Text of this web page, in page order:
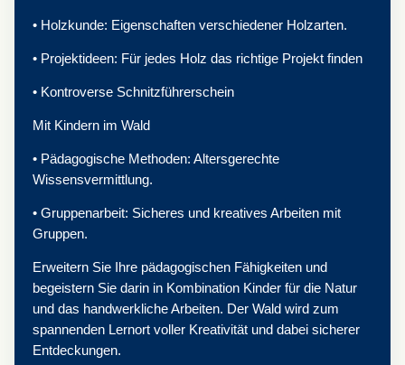
• Holzkunde: Eigenschaften verschiedener Holzarten.
• Projektideen: Für jedes Holz das richtige Projekt finden
• Kontroverse Schnitzführerschein
Mit Kindern im Wald
• Pädagogische Methoden: Altersgerechte
Wissensvermittlung.
• Gruppenarbeit: Sicheres und kreatives Arbeiten mit
Gruppen.
Erweitern Sie Ihre pädagogischen Fähigkeiten und
begeistern Sie darin in Kombination Kinder für die Natur
und das handwerkliche Arbeiten. Der Wald wird zum
spannenden Lernort voller Kreativität und dabei sicherer
Entdeckungen.